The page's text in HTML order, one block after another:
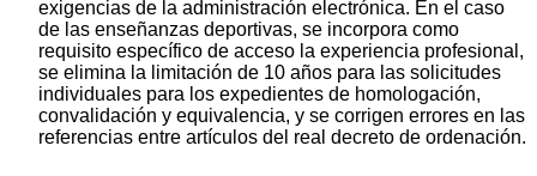
exigencias de la administración electrónica. En el caso
de las enseñanzas deportivas, se incorpora como
requisito específico de acceso la experiencia profesional,
se elimina la limitación de 10 años para las solicitudes
individuales para los expedientes de homologación,
convalidación y equivalencia, y se corrigen errores en las
referencias entre artículos del real decreto de ordenación.